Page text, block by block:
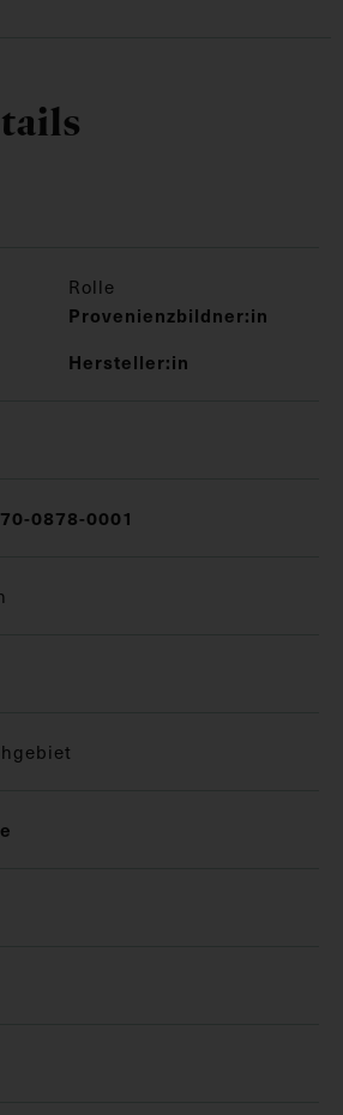
Rolle
Provenienzbildner:in
Hersteller:in
0878-0001